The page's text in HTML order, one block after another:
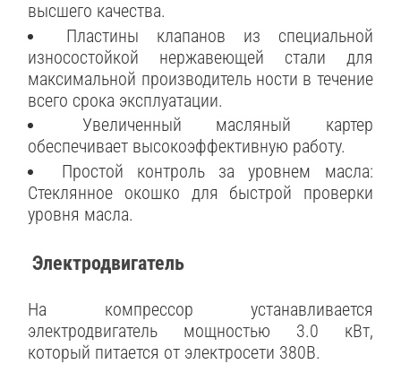
высшего качества.
Пластины клапанов из специальной
износостойкой нержавеющей стали для
максимальной производитель ности в течение
всего срока эксплуатации.
Увеличенный масляный картер
обеспечивает высокоэффективную работу.
Простой контроль за уровнем масла:
Стеклянное окошко для быстрой проверки
уровня масла.
Электродвигатель
На компрессор устанавливается
электродвигатель мощностью 3.0 кВт,
который питается от электросети 380В.